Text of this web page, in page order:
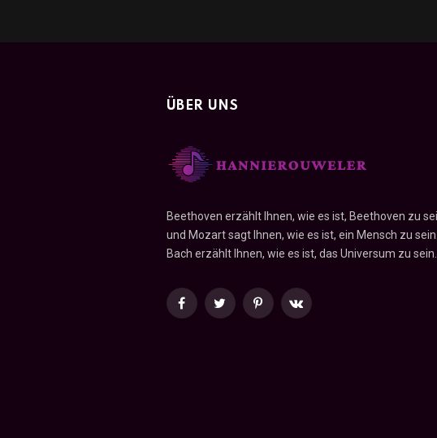
ÜBER UNS
Beethoven erzählt Ihnen, wie es ist, Beethoven zu
und Mozart sagt Ihnen, wie es ist, ein Mensch zu sein.
Bach erzählt Ihnen, wie es ist, das Universum zu sein.
FacebookTwitterPinterestVKontakte